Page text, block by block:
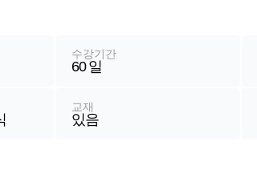
수강기간
60일
교재
있음